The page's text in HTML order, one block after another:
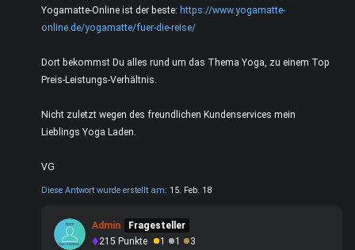
Yogamatte-Online ist der beste: https://www.yogamatte-
online.de/yogamatte/fuer-die-reise/
Dort bekommst Du alles rund um das Thema Yoga, zu einem Top
Preis-Leistungs-Verhältnis.
Nicht zuletzt wegen des freundlichen Kundenservices mein
Lieblings Yoga Laden.
VG
Diese Antwort wurde erstellt am: 15. Feb. 18
Admin
Fragesteller
215 Punkte 1 1 3